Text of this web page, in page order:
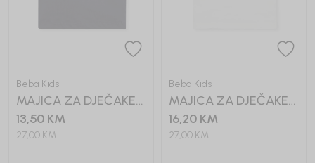
Beba Kids
MAJICA ZA DJEČAKE
ARDEN
13,50 KM
27,00KM
Beba Kids
MAJICA ZA DJEČAKE
ARON
16,20 KM
27,00KM